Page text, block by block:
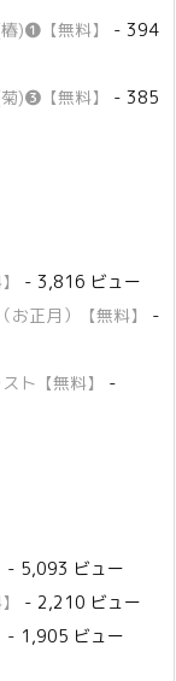
)❶【無料】
- 394
)❸【無料】
- 385
- 3,816 ビュー
正月）【無料】
-
ト【無料】
-
- 5,093 ビュー
- 2,210 ビュー
- 1,905 ビュー